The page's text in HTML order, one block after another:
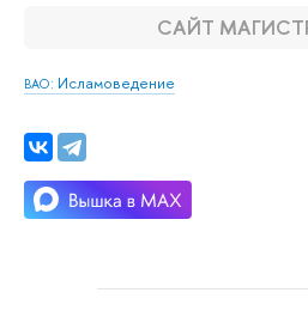
САЙТ
ВАО: Исламоведение